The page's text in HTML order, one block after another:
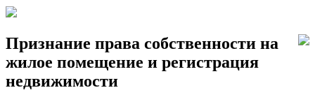
Признание права собственности на
жилое помещение и регистрация
недвижимости